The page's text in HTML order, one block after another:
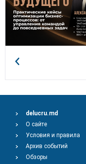
delucru.md
О сайте
Условия и правила
Архив событий
Обзоры